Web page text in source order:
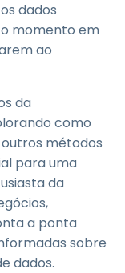
dados
momento em
ao
da
como
métodos
para uma
da
a ponta
sobre
dados.